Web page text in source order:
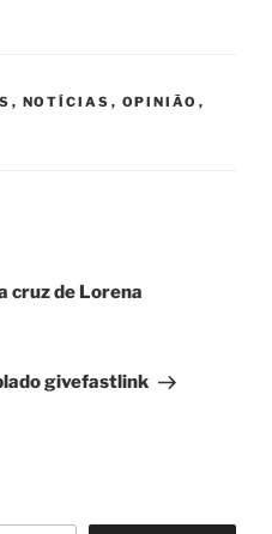
, NOTÍCIAS , OPINIÃO ,
cruz de Lorena
givefastlink